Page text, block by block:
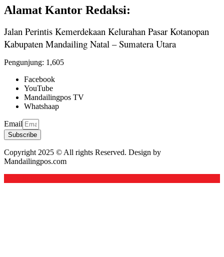
Alamat Kantor Redaksi:
Jalan Perintis Kemerdekaan Kelurahan Pasar Kotanopan
Kabupaten Mandailing Natal – Sumatera Utara
Pengunjung: 1,605
Facebook
YouTube
Mandailingpos TV
Whatshaap
Email
Subscribe
Copyright 2025 © All rights Reserved. Design by
Mandailingpos.com